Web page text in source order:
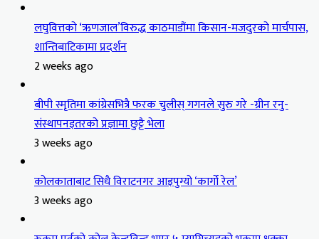
लघुवित्तको ‘ऋणजाल’विरुद्ध काठमाडौंमा किसान-मजदुरको मार्चपास,
शान्तिबाटिकामा प्रदर्शन
2 weeks ago
बीपी स्मृतिमा कांग्रेसभित्रै फरक चुलीस् गगनले सुरु गरे -ग्रीन रनु-
संस्थापनइतरको प्रज्ञामा छुट्टै भेला
3 weeks ago
कोलकाताबाट सिधै विराटनगर आइपुग्यो ‘कार्गो रेल’
3 weeks ago